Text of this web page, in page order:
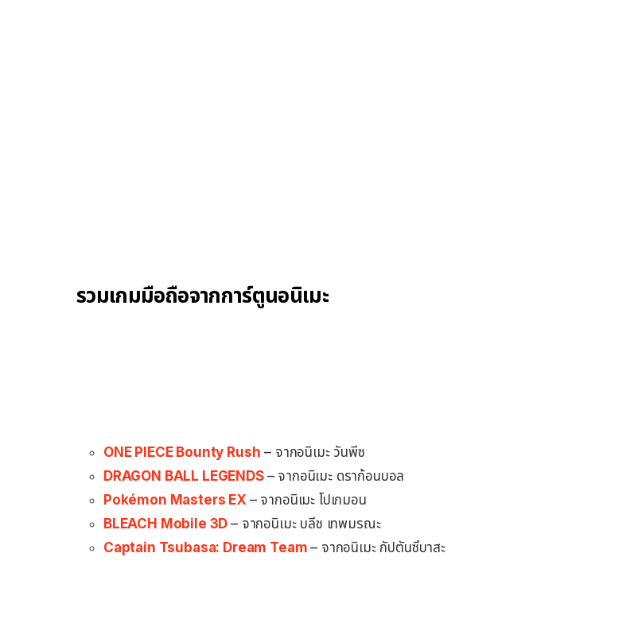
รวมเกมมือถือจากการ์ตูนอนิเมะ
ONE PIECE Bounty Rush – จากอนิเมะ วันพีซ
DRAGON BALL LEGENDS – จากอนิเมะ ดราก้อนบอล
Pokémon Masters EX – จากอนิเมะ โปเกมอน
BLEACH Mobile 3D – จากอนิเมะ บลีช เทพมรณะ
Captain Tsubasa: Dream Team – จากอนิเมะ กัปตันซึบาสะ